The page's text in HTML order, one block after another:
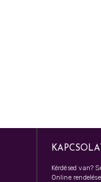
KAPCSOLAT
Kérdésed van?
Online